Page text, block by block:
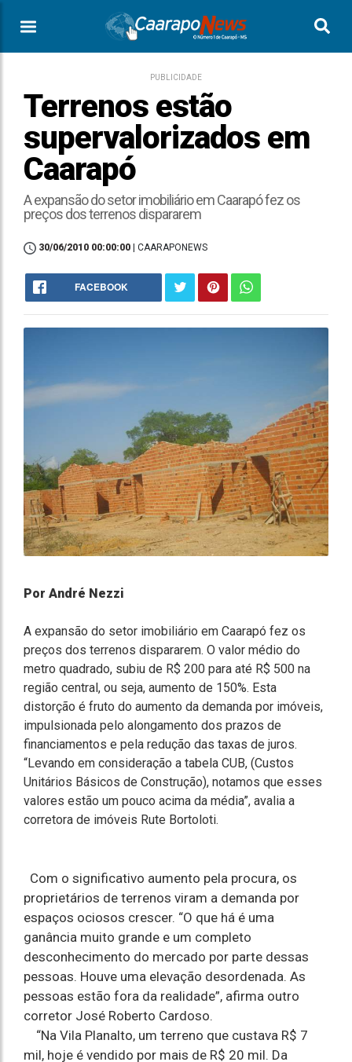
PUBLICIDADE
Terrenos estão
supervalorizados em
Caarapó
A expansão do setor imobiliário em Caarapó fez os
preços dos terrenos dispararem
30/06/2010 00:00:00 | CAARAPONEWS
FACEBOOK
Por André Nezzi
A expansão do setor imobiliário em Caarapó fez os
preços dos terrenos dispararem. O valor médio do
metro quadrado, subiu de R$ 200 para até R$ 500 na
região central, ou seja, aumento de 150%. Esta
distorção é fruto do aumento da demanda por imóveis,
impulsionada pelo alongamento dos prazos de
financiamentos e pela redução das taxas de juros.
“Levando em consideração a tabela CUB, (Custos
Unitários Básicos de Construção), notamos que esses
valores estão um pouco acima da média”, avalia a
corretora de imóveis Rute Bortoloti.
Com o significativo aumento pela procura, os
proprietários de terrenos viram a demanda por
espaços ociosos crescer. “O que há é uma
ganância muito grande e um completo
desconhecimento do mercado por parte dessas
pessoas. Houve uma elevação desordenada. As
pessoas estão fora da realidade”, afirma outro
corretor José Roberto Cardoso.
“Na Vila Planalto, um terreno que custava R$ 7
mil, hoje é vendido por mais de R$ 20 mil. Da